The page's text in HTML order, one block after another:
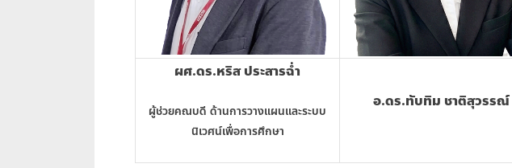
ผศ.ดร.หริส ประสารฉ่ำ
ผู้ช่วยคณบดี ด้านการวางแผนและระบบ
นิเวศน์เพื่อการศึกษา
อ.ดร.ทับทิม ชาติสุวรรณ์